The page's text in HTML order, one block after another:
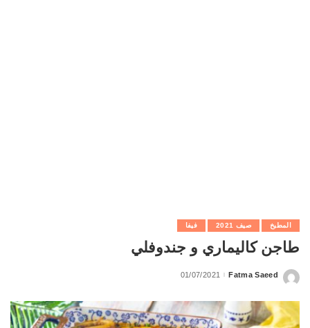
المطبخ صيف 2021 فيفا
طاجن كاليماري و جندوفلي
Posted
Fatma Saeed
01/07/2021